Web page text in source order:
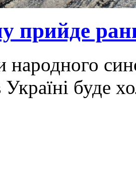
прийде
народного
Україні буде